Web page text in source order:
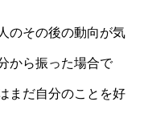
のその後の動向が気
から振った場合で
まだ自分のことを好